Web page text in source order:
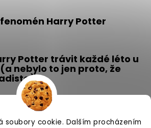
soubory cookie. Dalším procházením
Harry Potter
Potter trávit každé léto u
nebylo to jen proto, že
z Příčné ulice: kouzlo,
tím, že si ho NEvyberete